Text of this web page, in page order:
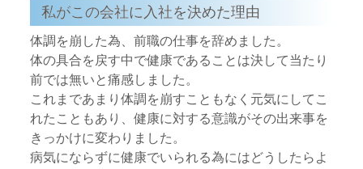
私がこの会社に入社を決めた理由
体調を崩した為、前職の仕事を辞めました。
体の具合を戻す中で健康であることは決して当たり
前では無いと痛感しました。
これまであまり体調を崩すこともなく元気にしてこ
れたこともあり、健康に対する意識がその出来事を
きっかけに変わりました。
病気にならずに健康でいられる為にはどうしたらよ